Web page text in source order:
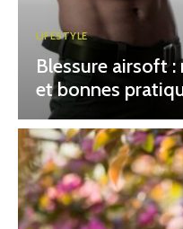
LIFESTYLE
Blessure airsoft :
et bonnes